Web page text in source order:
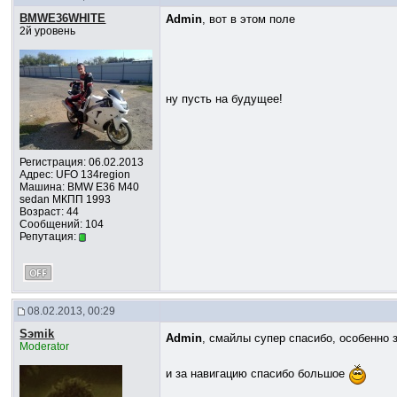
BMWE36WHITE
2й уровень
Регистрация: 06.02.2013
Адрес: UFO 134region
Машина: BMW E36 M40
sedan МКПП 1993
Возраст: 44
Сообщений: 104
Репутация:
Admin, вот в этом поле
ну пусть на будущее!
08.02.2013, 00:29
Sэmik
Moderator
Admin , смайлы супер спасибо, особенно
и за навигацию спасибо большое